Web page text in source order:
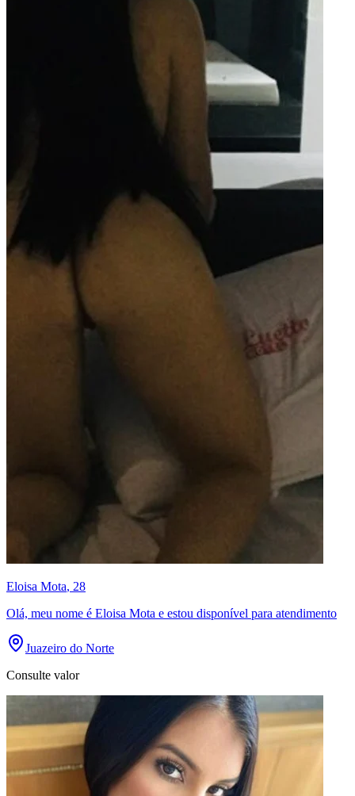
Eloisa Mota, 28
Olá, meu nome é Eloisa Mota e estou disponível para atendimento
Juazeiro do Norte
Consulte valor